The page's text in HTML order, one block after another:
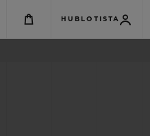
HUBLOTISTA